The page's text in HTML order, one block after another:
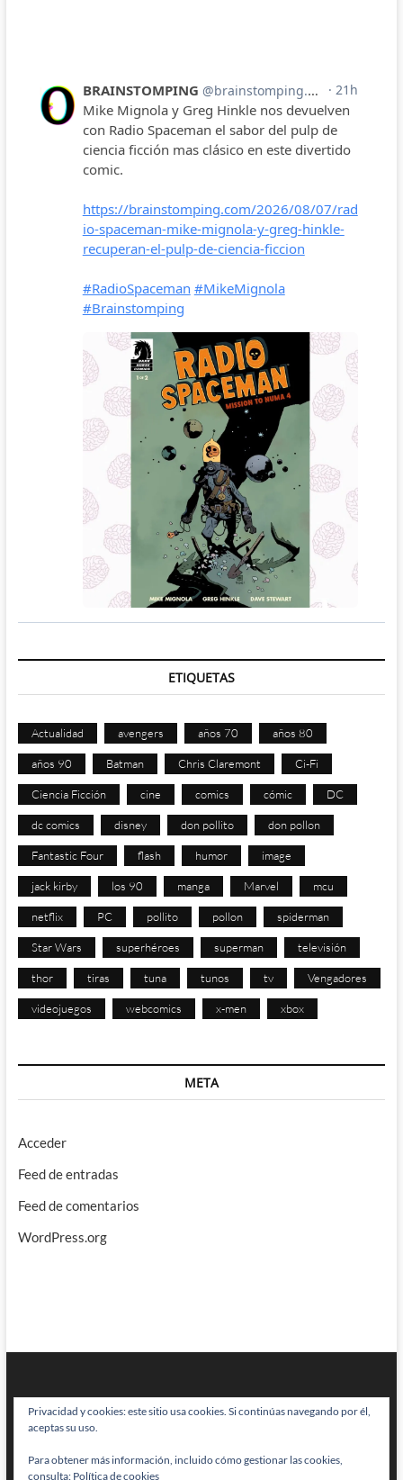
ETIQUETAS
Actualidad avengers años 70 años 80
años 90 Batman Chris Claremont Ci-Fi
Ciencia Ficción cine comics cómic DC
dc comics disney don pollito don pollon
Fantastic Four flash humor image
jack kirby los 90 manga Marvel mcu
netflix PC pollito pollon spiderman
Star Wars superhéroes superman televisión
thor tiras tuna tunos tv Vengadores
videojuegos webcomics x-men xbox
META
Acceder
Feed de entradas
Feed de comentarios
WordPress.org
BRAINSTOMPING| Diseñado por:Theme Freesia|WordPress| © Todos
Privacidad y cookies: este sitio usa cookies. Si continúas navegando por él,
aceptas su uso.
Para obtener más información, incluido cómo gestionar las cookies,
consulta: Política de cookies